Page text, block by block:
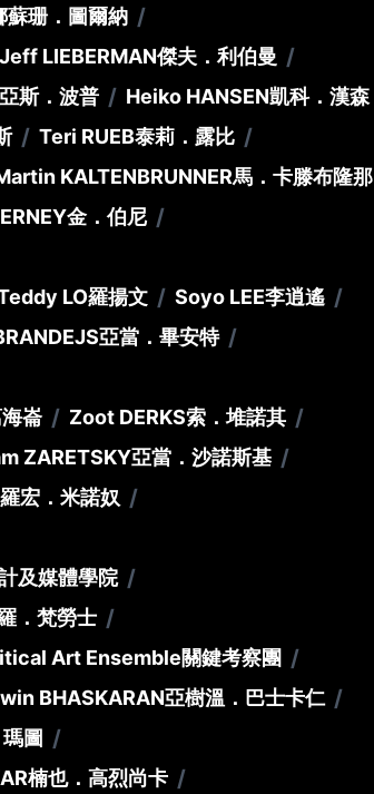
蘇珊．圖爾納 /
Jeff LIEBERMAN傑夫．利伯曼 /
斯．波普 / Heiko HANSEN凱科．漢森
/ Teri RUEB泰莉．露比 /
KALTENBRUNNER馬．卡滕布隆那
金．伯尼 /
LO羅揚文 / Soyo LEE李逍遙 /
亞當．畢安特 /
崙 / Zoot DERKS索．堆諾其 /
ZARETSKY亞當．沙諾斯基 /
羅宏．米諾奴 /
及媒體學院 /
．梵勞士 /
Art Ensemble關鍵考察團 /
BHASKARAN亞樹溫．巴士卡仁 /
圖 /
楠也．高烈尚卡 /